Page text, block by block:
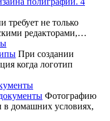
требует не только
редакторами,…
При создании
когда логотип
Фотографию
в домашних условиях,